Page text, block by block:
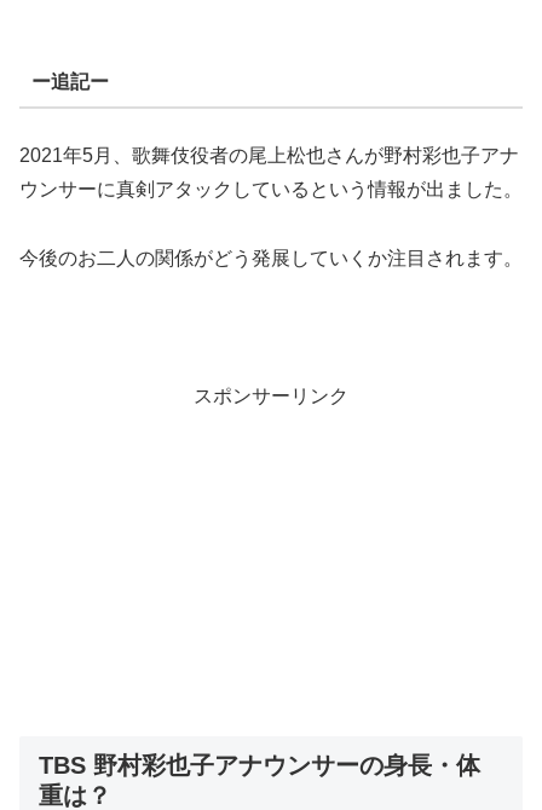
ー追記ー
2021年5月、歌舞伎役者の尾上松也さんが野村彩也子アナ
ウンサーに真剣アタックしているという情報が出ました。
今後のお二人の関係がどう発展していくか注目されます。
スポンサーリンク
TBS 野村彩也子アナウンサーの身長・体
重は？